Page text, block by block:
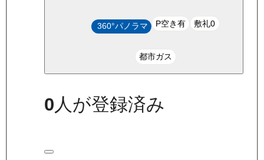
360°パノラマ P空き有 敷礼0
都市ガス
0人が登録済み